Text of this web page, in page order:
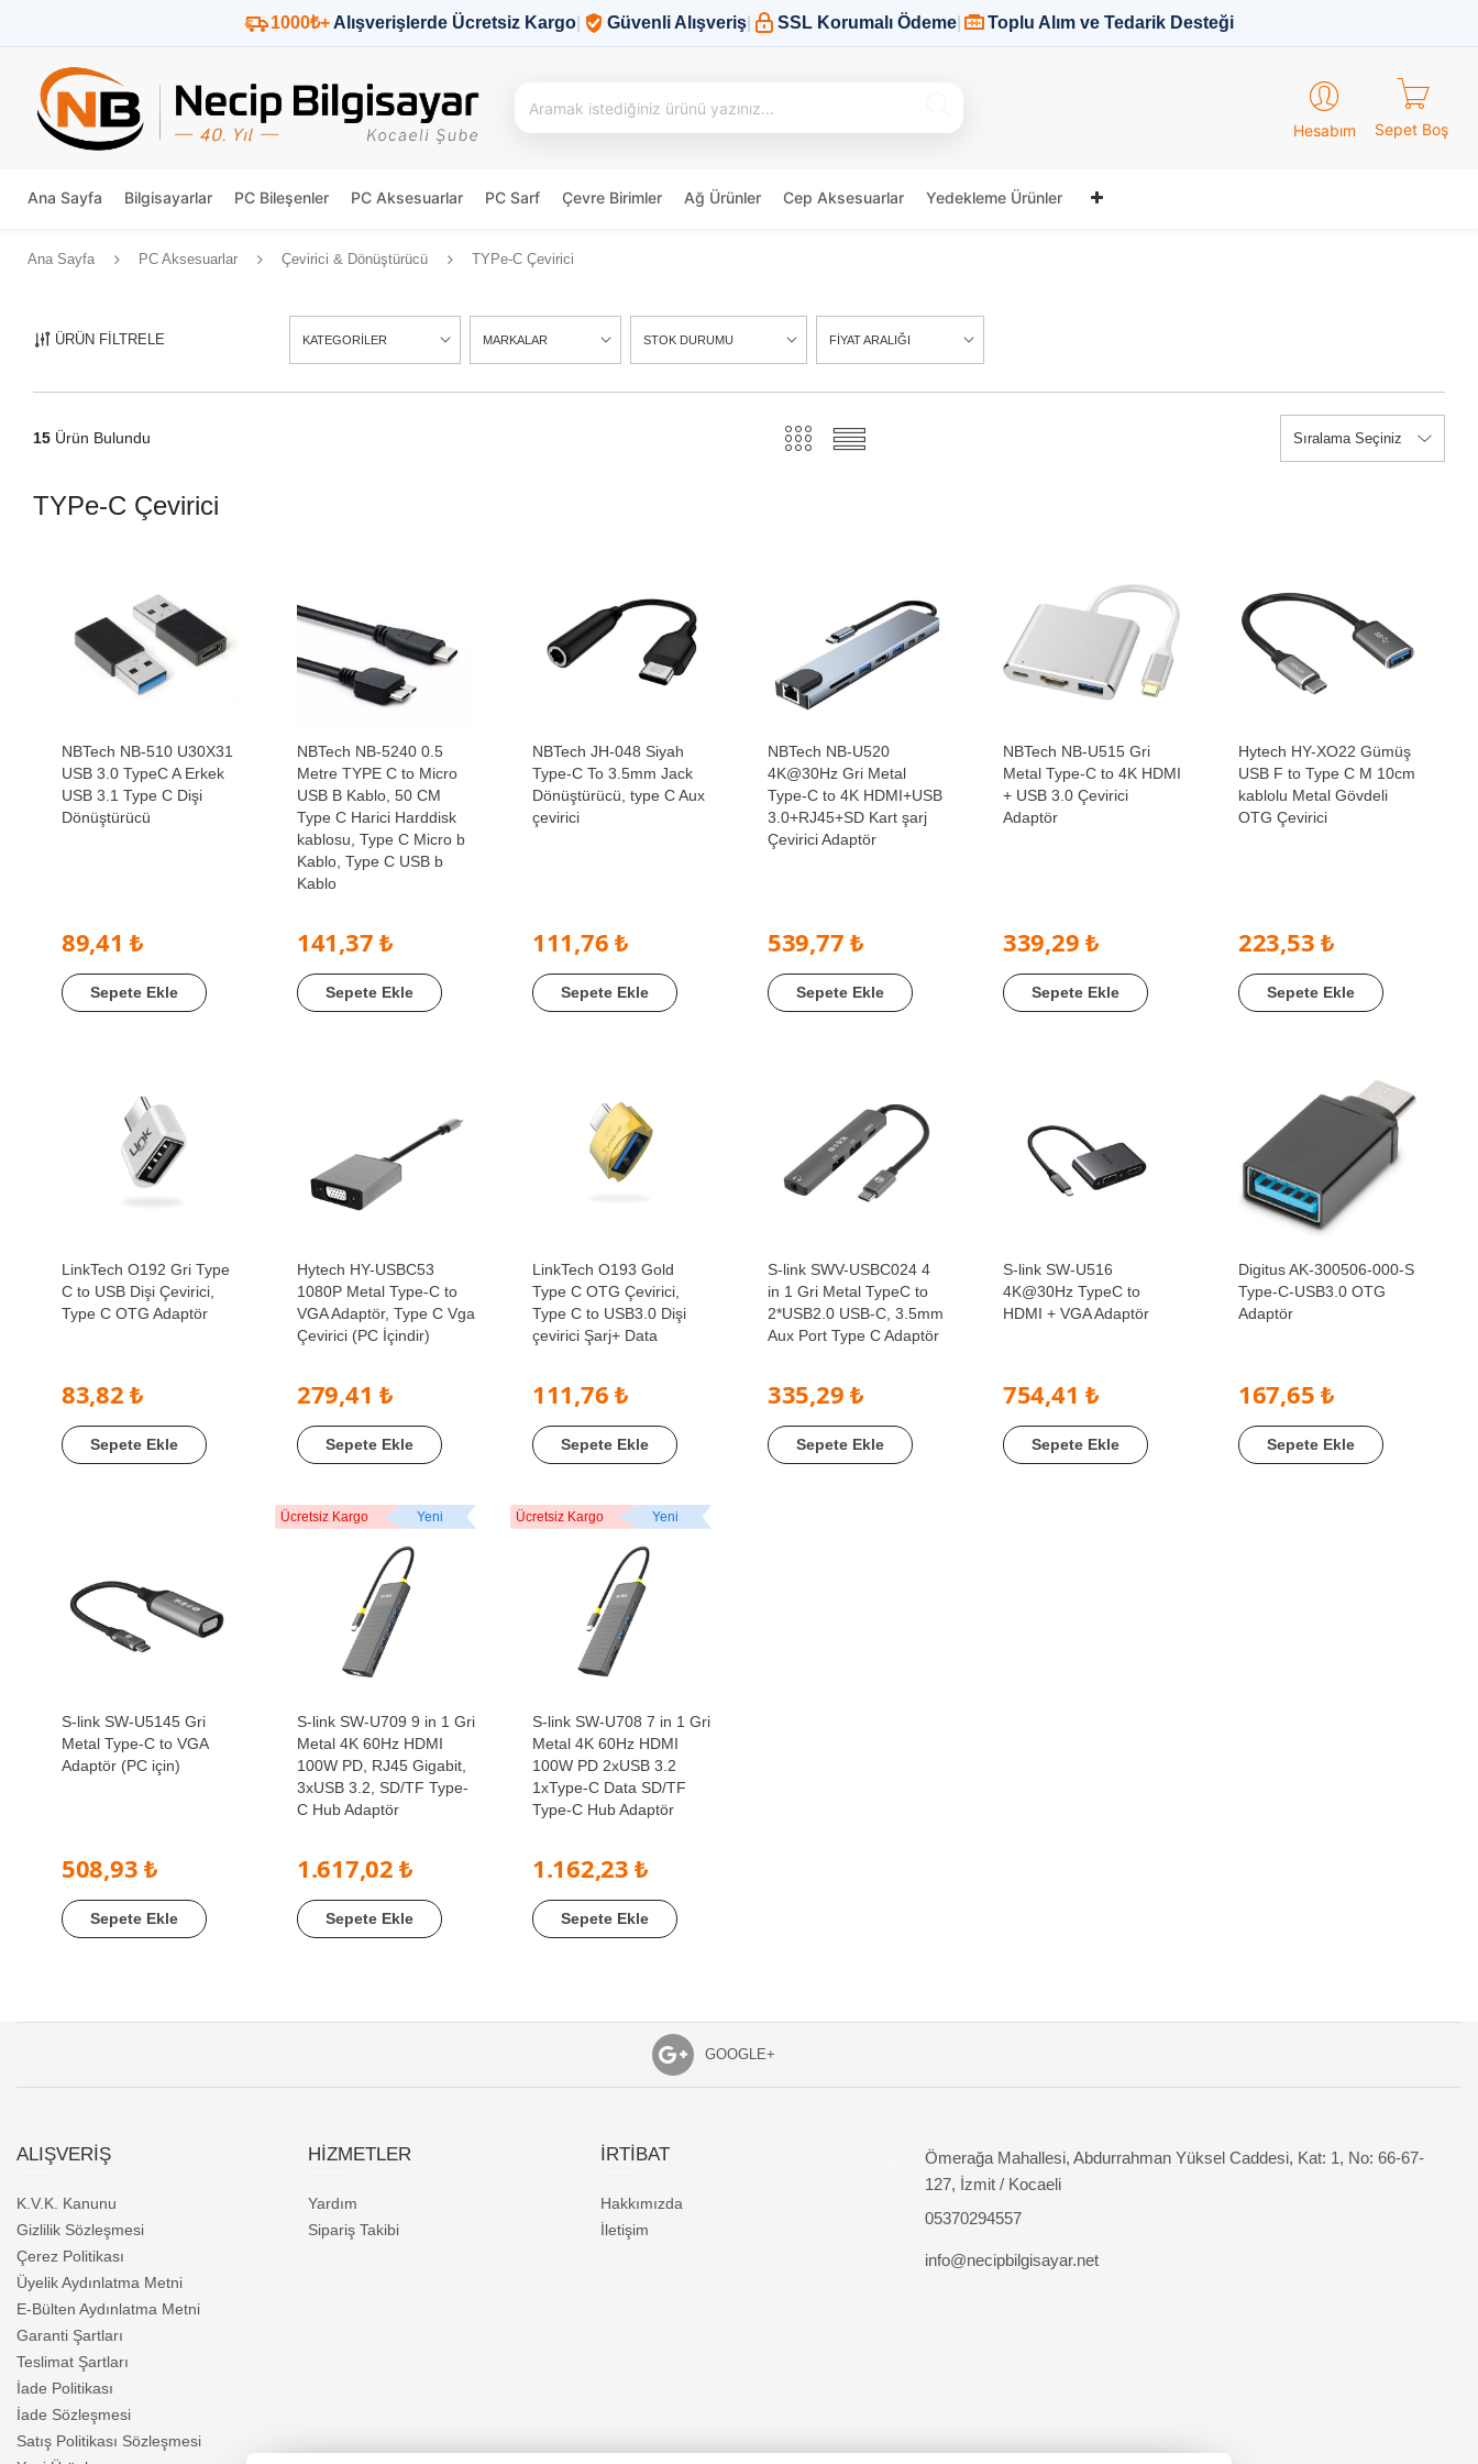
1000₺+ Alışverişlerde Ücretsiz Kargo Güvenli Alışveriş SSL Korumalı Ödeme Toplu Alım ve Tedarik Desteği
Hesabım Sepet Boş
Ana Sayfa Bilgisayarlar PC Bileşenler PC Aksesuarlar PC Sarf Çevre Birimler Ağ Ürünler Cep Aksesuarlar Yedekleme Ürünler
Ana Sayfa PC Aksesuarlar Çevirici & Dönüştürücü TYPe-C Çevirici
ÜRÜN FİLTRELE KATEGORİLER MARKALAR STOK DURUMU FİYAT ARALIĞI
15 Ürün Bulundu
TYPe-C Çevirici
NBTech NB-510 U30X31
USB 3.0 TypeC A Erkek
USB 3.1 Type C Dişi
Dönüştürücü
89,41 ₺
Sepete Ekle
NBTech NB-5240 0.5
Metre TYPE C to Micro
USB B Kablo, 50 CM
Type C Harici Harddisk
kablosu, Type C Micro b
Kablo, Type C USB b
Kablo
141,37 ₺
Sepete Ekle
NBTech JH-048 Siyah
Type-C To 3.5mm Jack
Dönüştürücü, type C Aux
çevirici
111,76 ₺
Sepete Ekle
NBTech NB-U520
4K@30Hz Gri Metal
Type-C to 4K HDMI+USB
3.0+RJ45+SD Kart şarj
Çevirici Adaptör
539,77 ₺
Sepete Ekle
NBTech NB-U515 Gri
Metal Type-C to 4K HDMI
+ USB 3.0 Çevirici
Adaptör
339,29 ₺
Sepete Ekle
Hytech HY-XO22 Gümüş
USB F to Type C M 10cm
kablolu Metal Gövdeli
OTG Çevirici
223,53 ₺
Sepete Ekle
LinkTech O192 Gri Type
C to USB Dişi Çevirici,
Type C OTG Adaptör
83,82 ₺
Sepete Ekle
Hytech HY-USBC53
1080P Metal Type-C to
VGA Adaptör, Type C Vga
Çevirici (PC İçindir)
279,41 ₺
Sepete Ekle
LinkTech O193 Gold
Type C OTG Çevirici,
Type C to USB3.0 Dişi
çevirici Şarj+ Data
111,76 ₺
Sepete Ekle
S-link SWV-USBC024 4
in 1 Gri Metal TypeC to
2*USB2.0 USB-C, 3.5mm
Aux Port Type C Adaptör
335,29 ₺
Sepete Ekle
S-link SW-U516
4K@30Hz TypeC to
HDMI + VGA Adaptör
754,41 ₺
Sepete Ekle
Digitus AK-300506-000-S
Type-C-USB3.0 OTG
Adaptör
167,65 ₺
Sepete Ekle
S-link SW-U5145 Gri
Metal Type-C to VGA
Adaptör (PC için)
508,93 ₺
Sepete Ekle
Ücretsiz Kargo Yeni
S-link SW-U709 9 in 1 Gri
Metal 4K 60Hz HDMI
100W PD, RJ45 Gigabit,
3xUSB 3.2, SD/TF Type-
C Hub Adaptör
1.617,02 ₺
Sepete Ekle
Ücretsiz Kargo Yeni
S-link SW-U708 7 in 1 Gri
Metal 4K 60Hz HDMI
100W PD 2xUSB 3.2
1xType-C Data SD/TF
Type-C Hub Adaptör
1.162,23 ₺
Sepete Ekle
GOOGLE+
ALIŞVERİŞ
K.V.K. Kanunu
Gizlilik Sözleşmesi
Çerez Politikası
Üyelik Aydınlatma Metni
E-Bülten Aydınlatma Metni
Garanti Şartları
Teslimat Şartları
İade Politikası
İade Sözleşmesi
Satış Politikası Sözleşmesi
HİZMETLER
Yardım
Sipariş Takibi
İRTİBAT
Hakkımızda
İletişim
Ömerağa Mahallesi, Abdurrahman Yüksel Caddesi, Kat: 1, No: 66-67-
127, İzmit / Kocaeli
05370294557
info@necipbilgisayar.net